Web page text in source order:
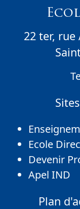
Ecole
Devenir
Apel IND
22 ter, rue
Plan